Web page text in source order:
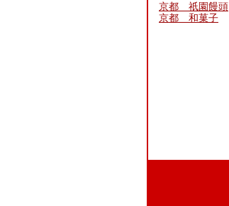
京都 祇園饅頭
京都 和菓子